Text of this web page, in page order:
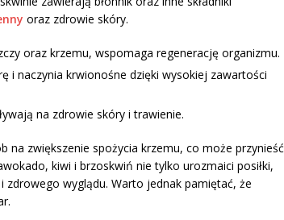
oraz zdrowie skóry.
oraz krzemu, wspomaga regenerację organizmu.
i naczynia krwionośne dzięki wysokiej zawartości
na zdrowie skóry i trawienie.
na zwiększenie spożycia krzemu, co może przynieść
kiwi i brzoskwiń nie tylko urozmaici posiłki,
wyglądu. Warto jednak pamiętać, że